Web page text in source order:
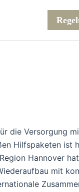
die Versorgung
Hilfspaketen ist
Hannover
mit